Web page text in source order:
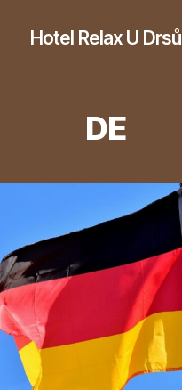
Hotel Relax U Drsů
DE